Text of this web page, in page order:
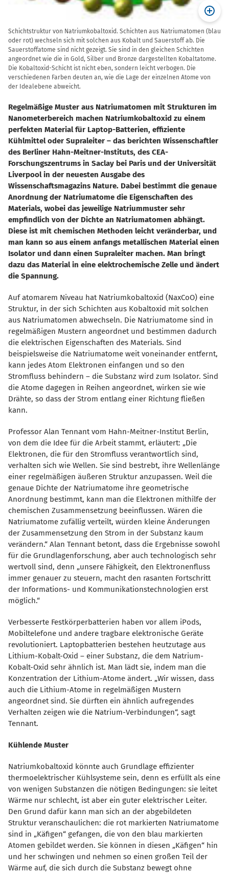
Schichtstruktur von Natriumkobaltoxid. Schichten aus Natriumatomen (blau
oder rot) wechseln sich mit solchen aus Kobalt und Sauerstoff ab. Die
Sauerstoffatome sind nicht gezeigt. Sie sind in den gleichen Schichten
angeordnet wie die in Gold, Silber und Bronze dargestellten Kobaltatome.
Die Kobaltoxid-Schicht ist nicht eben, sondern leicht verbogen. Die
verschiedenen Farben deuten an, wie die Lage der einzelnen Atome von
der Idealebene abweicht.
Regelmäßige Muster aus Natriumatomen mit Strukturen im
Nanometerbereich machen Natriumkobaltoxid zu einem
perfekten Material für Laptop-Batterien, effiziente
Kühlmittel oder Supraleiter – das berichten Wissenschaftler
des Berliner Hahn-Meitner-Instituts, des CEA-
Forschungszentrums in Saclay bei Paris und der Universität
Liverpool in der neuesten Ausgabe des
Wissenschaftsmagazins Nature. Dabei bestimmt die genaue
Anordnung der Natriumatome die Eigenschaften des
Materials, wobei das jeweilige Natriummuster sehr
empfindlich von der Dichte an Natriumatomen abhängt.
Diese ist mit chemischen Methoden leicht veränderbar, und
man kann so aus einem anfangs metallischen Material einen
Isolator und dann einen Supraleiter machen. Man bringt
dazu das Material in eine elektrochemische Zelle und ändert
die Spannung.
Auf atomarem Niveau hat Natriumkobaltoxid (NaxCoO) eine
Struktur, in der sich Schichten aus Kobaltoxid mit solchen
aus Natriumatomen abwechseln. Die Natriumatome sind in
regelmäßigen Mustern angeordnet und bestimmen dadurch
die elektrischen Eigenschaften des Materials. Sind
beispielsweise die Natriumatome weit voneinander entfernt,
kann jedes Atom Elektronen einfangen und so den
Stromfluss behindern – die Substanz wird zum Isolator. Sind
die Atome dagegen in Reihen angeordnet, wirken sie wie
Drähte, so dass der Strom entlang einer Richtung fließen
kann.
Professor Alan Tennant vom Hahn-Meitner-Institut Berlin,
von dem die Idee für die Arbeit stammt, erläutert: „Die
Elektronen, die für den Stromfluss verantwortlich sind,
verhalten sich wie Wellen. Sie sind bestrebt, ihre Wellenlänge
einer regelmäßigen äußeren Struktur anzupassen. Weil die
genaue Dichte der Natriumatome ihre geometrische
Anordnung bestimmt, kann man die Elektronen mithilfe der
chemischen Zusammensetzung beeinflussen. Wären die
Natriumatome zufällig verteilt, würden kleine Änderungen
der Zusammensetzung den Strom in der Substanz kaum
verändern.“ Alan Tennant betont, dass die Ergebnisse sowohl
für die Grundlagenforschung, aber auch technologisch sehr
wertvoll sind, denn „unsere Fähigkeit, den Elektronenfluss
immer genauer zu steuern, macht den rasanten Fortschritt
der Informations- und Kommunikationstechnologien erst
möglich.“
Verbesserte Festkörperbatterien haben vor allem iPods,
Mobiltelefone und andere tragbare elektronische Geräte
revolutioniert. Laptopbatterien bestehen heutzutage aus
Lithium-Kobalt-Oxid – einer Substanz, die dem Natrium-
Kobalt-Oxid sehr ähnlich ist. Man lädt sie, indem man die
Konzentration der Lithium-Atome ändert. „Wir wissen, dass
auch die Lithium-Atome in regelmäßigen Mustern
angeordnet sind. Sie dürften ein ähnlich aufregendes
Verhalten zeigen wie die Natrium-Verbindungen“, sagt
Tennant.
Kühlende Muster
Natriumkobaltoxid könnte auch Grundlage effizienter
thermoelektrischer Kühlsysteme sein, denn es erfüllt als eine
von wenigen Substanzen die nötigen Bedingungen: sie leitet
Wärme nur schlecht, ist aber ein guter elektrischer Leiter.
Den Grund dafür kann man sich an der abgebildeten
Struktur veranschaulichen: die rot markierten Natriumatome
sind in „Käfigen“ gefangen, die von den blau markierten
Atomen gebildet werden. Sie können in diesen „Käfigen“ hin
und her schwingen und nehmen so einen großen Teil der
Wärme auf, die sich durch die Substanz bewegt ohne